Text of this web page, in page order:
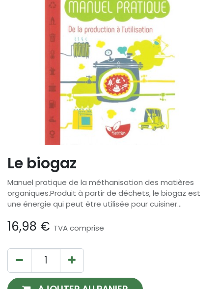
Le biogaz
Manuel pratique de la méthanisation des matières
organiques.Produit à partir de déchets, le biogaz est
une énergie qui peut être utilisée pour cuisiner...
16,98 € TVA comprise